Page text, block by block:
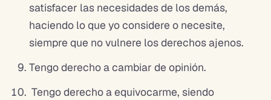
satisfacer las necesidades de los demás,
haciendo lo que yo considere o necesite,
siempre que no vulnere los derechos ajenos.
Tengo derecho a cambiar de opinión.
Tengo derecho a equivocarme, siendo